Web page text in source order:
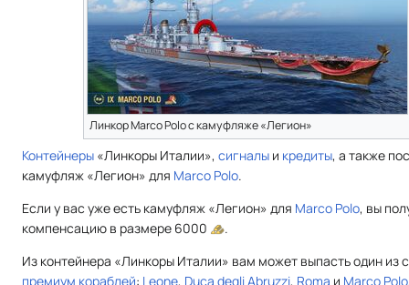
Линкор Marсo Polo с камуфляже «Легион»
Контейнеры «Линкоры Италии», сигналы и кредиты, а также
камуфляж «Легион» для Marco Polo.
Если у вас уже есть камуфляж «Легион» для Marco Polo, вы
компенсацию в размере 6000
.
Из контейнера «Линкоры Италии» вам может выпасть один из
премиум кораблей: Leone, Duca degli Abruzzi, Roma и Marco Polo